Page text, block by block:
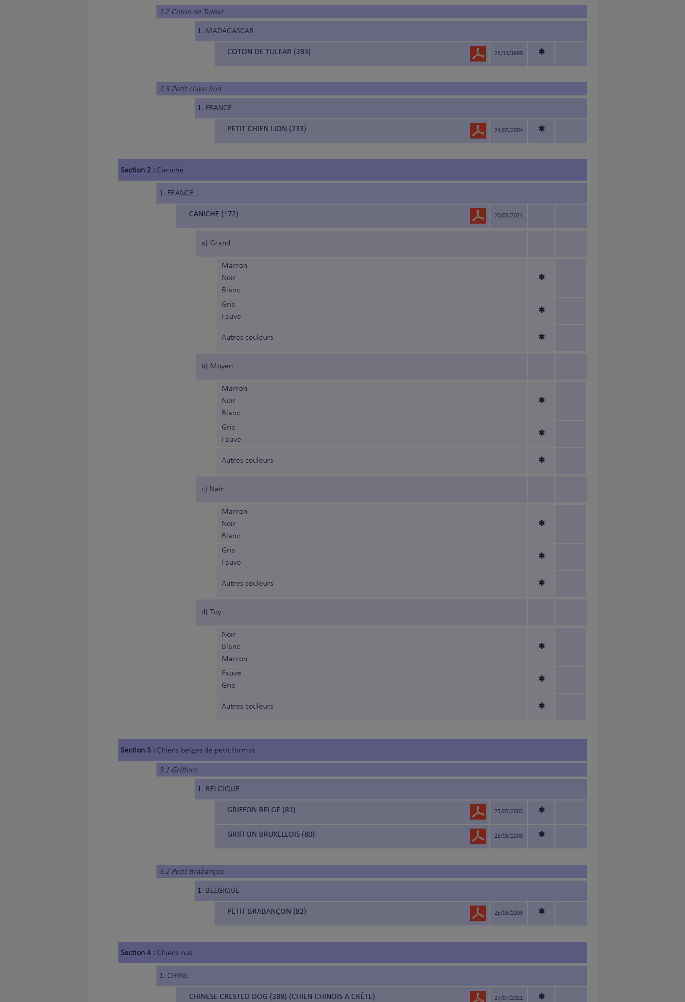
1.2 Coton de Tuléar
1. MADAGASCAR
COTON DE TULEAR (283) 25/11/1999 *
1.3 Petit chien lion
1. FRANCE
PETIT CHIEN LION (233) 24/03/2004 *
Section 2 : Caniche
1. FRANCE
CANICHE (172) 20/03/2024
a) Grand
Marron
Noir
Blanc
*
Gris
Fauve
*
Autres couleurs *
b) Moyen
Marron
Noir
Blanc
*
Gris
Fauve
*
Autres couleurs *
c) Nain
Marron
Noir
Blanc
*
Gris
Fauve
*
Autres couleurs *
d) Toy
Noir
Blanc
Marron
*
Fauve
Gris
*
Autres couleurs *
Section 3 : Chiens belges de petit format
3.1 Griffons
1. BELGIQUE
GRIFFON BELGE (81) 25/03/2003 *
GRIFFON BRUXELLOIS (80) 25/03/2003 *
3.2 Petit Brabançon
1. BELGIQUE
PETIT BRABANÇON (82) 25/03/2003 *
Section 4 : Chiens nus
1. CHINE
CHINESE CRESTED DOG (288) (CHIEN CHINOIS A CRÊTE) 27/07/2021